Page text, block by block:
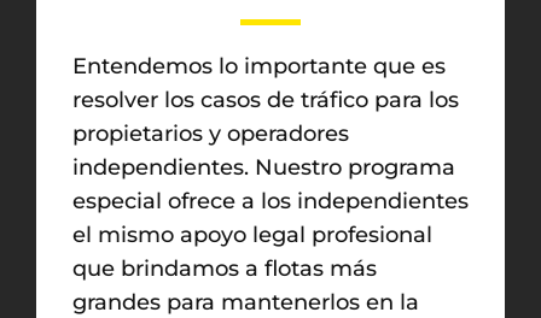
Entendemos lo importante que es
resolver los casos de tráfico para los
propietarios y operadores
independientes. Nuestro programa
especial ofrece a los independientes
el mismo apoyo legal profesional
que brindamos a flotas más
grandes para mantenerlos en la